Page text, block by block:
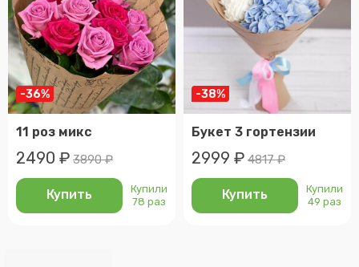
-36%
11 роз микс
2490 ₽ 3890 ₽
Купить
Купили
78 раз
-38%
Букет 3 гортензии
2999 ₽ 4817 ₽
Купить
Купили
49 раз